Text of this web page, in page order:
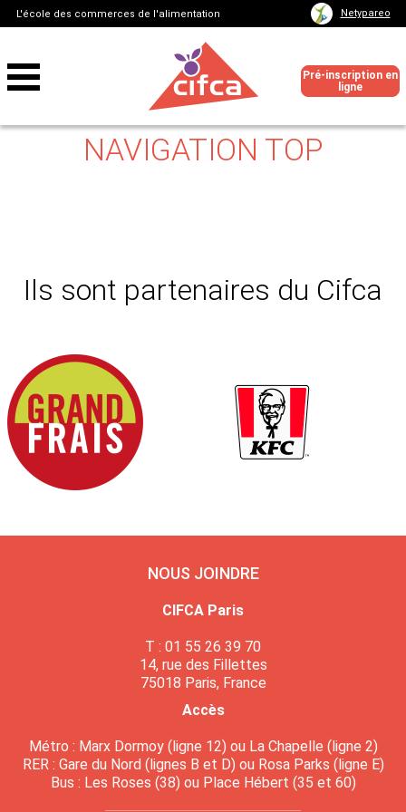
L'école des commerces de l'alimentation Netypareo
Pré-inscription en
ligne
NAVIGATION TOP
Ils sont partenaires du Cifca
NOUS JOINDRE
CIFCA Paris
T : 01 55 26 39 70
14, rue des Fillettes
75018 Paris, France
Accès
Métro : Marx Dormoy (ligne 12) ou La Chapelle (ligne 2)
RER : Gare du Nord (lignes B et D) ou Rosa Parks (ligne E)
Bus : Les Roses (38) ou Place Hébert (35 et 60)